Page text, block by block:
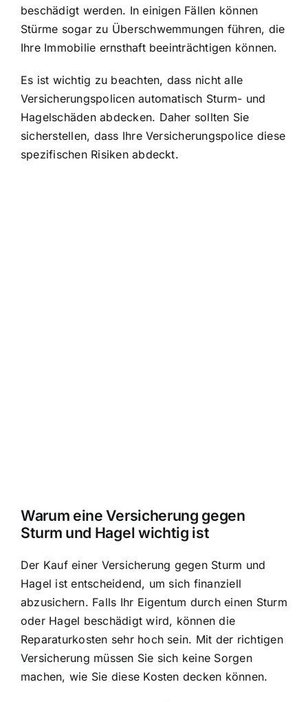
beschädigt werden. In einigen Fällen können
Stürme sogar zu Überschwemmungen führen, die
Ihre Immobilie ernsthaft beeinträchtigen können.
Es ist wichtig zu beachten, dass nicht alle
Versicherungspolicen automatisch Sturm- und
Hagelschäden abdecken. Daher sollten Sie
sicherstellen, dass IhreVersicherungspolice diese
spezifischen Risiken abdeckt.
Warum eine Versicherung gegen
Sturm und Hagel wichtig ist
Der Kauf einer Versicherung gegen Sturm und
Hagel ist entscheidend, um sich finanziell
abzusichern. Falls Ihr Eigentum durch einen Sturm
oder Hagel beschädigt wird, können die
Reparaturkosten sehr hoch sein. Mit der richtigen
Versicherung müssen Sie sich keine Sorgen
machen, wie Sie diese Kosten decken können.